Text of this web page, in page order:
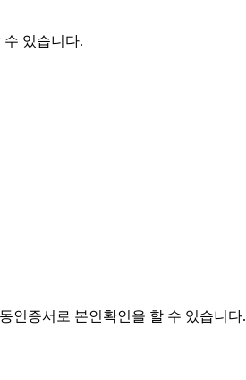
수 있습니다.
인증서로 본인확인을 할 수 있습니다.